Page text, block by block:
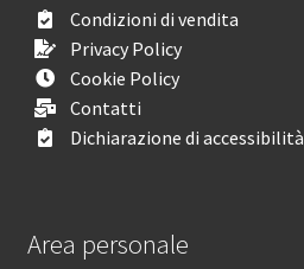
Condizioni di vendita
Privacy Policy
Cookie Policy
Contatti
Dichiarazione di accessibilità
Area personale